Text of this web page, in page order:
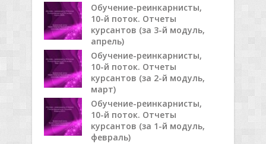
Обучение-реинкарнисты,
10-й поток. Отчеты
курсантов (за 3-й модуль,
апрель)
Обучение-реинкарнисты,
10-й поток. Отчеты
курсантов (за 2-й модуль,
март)
Обучение-реинкарнисты,
10-й поток. Отчеты
курсантов (за 1-й модуль,
февраль)